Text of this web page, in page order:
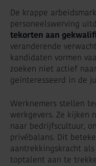
De krappe
personeelswerving
tekorten aan
veranderende
kandidaten vormen
zoeken niet actief
geïnteresseerd in de
Werknemers stellen
werkgevers. Ze kijken
naar bedrijfscultuur,
privébalans. Dit
aantrekkingskracht
toptalent aan te